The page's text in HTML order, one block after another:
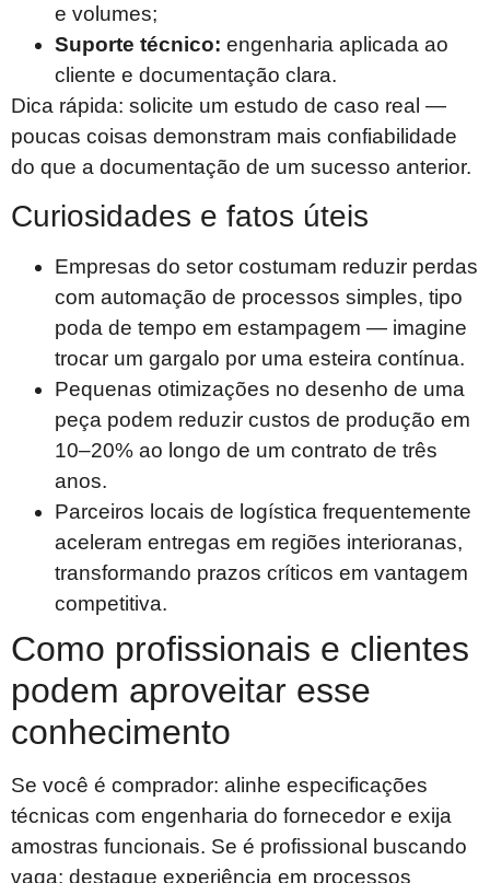
e volumes;
Suporte técnico: engenharia aplicada ao
cliente e documentação clara.
Dica rápida: solicite um estudo de caso real —
poucas coisas demonstram mais confiabilidade
do que a documentação de um sucesso anterior.
Curiosidades e fatos úteis
Empresas do setor costumam reduzir perdas
com automação de processos simples, tipo
poda de tempo em estampagem — imagine
trocar um gargalo por uma esteira contínua.
Pequenas otimizações no desenho de uma
peça podem reduzir custos de produção em
10–20% ao longo de um contrato de três
anos.
Parceiros locais de logística frequentemente
aceleram entregas em regiões interioranas,
transformando prazos críticos em vantagem
competitiva.
Como profissionais e clientes
podem aproveitar esse
conhecimento
Se você é comprador: alinhe especificações
técnicas com engenharia do fornecedor e exija
amostras funcionais. Se é profissional buscando
vaga: destaque experiência em processos